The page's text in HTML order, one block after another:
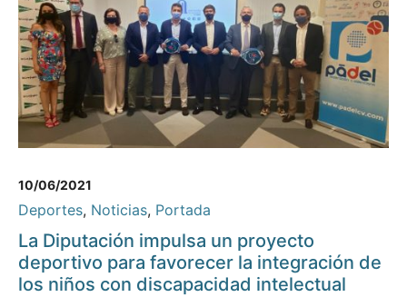
10/06/2021
Deportes, Noticias, Portada
La Diputación impulsa un proyecto
deportivo para favorecer la integración de
los niños con discapacidad intelectual